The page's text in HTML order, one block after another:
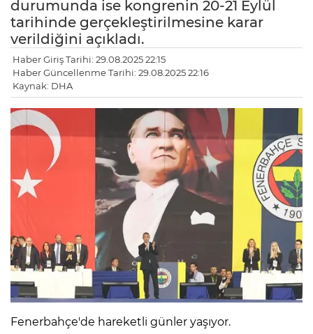
durumunda ise kongrenin 20-21 Eylül
tarihinde gerçekleştirilmesine karar
verildiğini açıkladı.
Haber Giriş Tarihi: 29.08.2025 22:15
Haber Güncellenme Tarihi: 29.08.2025 22:16
Kaynak: DHA
Fenerbahçe'de hareketli günler yaşıyor.